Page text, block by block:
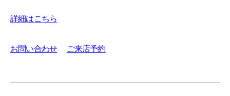
詳細はこちら
お問い合わせ ご来店予約